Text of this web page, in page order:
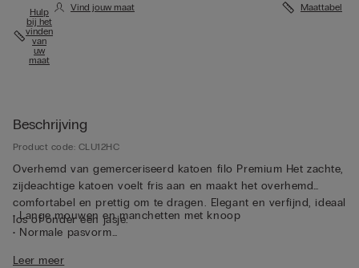
Hulp
bij het
vinden
van
uw
maat
Vind jouw maat Maattabel
Beschrijving
Product code: CLU12HC
Overhemd van gemerceriseerd katoen filo Premium Het zachte,
zijdeachtige katoen voelt fris aan en maakt het overhemd
comfortabel en prettig om te dragen. Elegant en verfijnd, ideaal
los of onder een jasje.
• Lange mouwen en manchetten met knoop
• Normale pasvorm
Leer meer